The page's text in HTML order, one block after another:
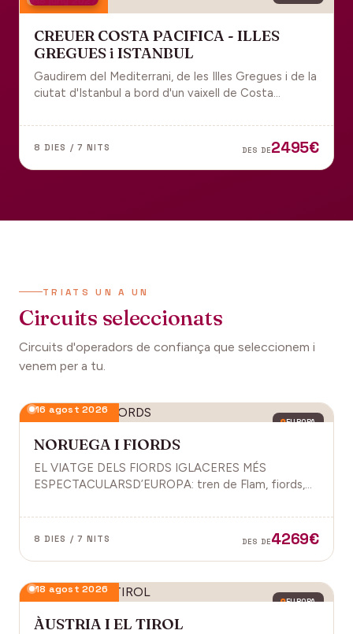
CREUER COSTA PACIFICA - ILLES
GREGUES i ISTANBUL
Gaudirem del Mediterrani, de les Illes Gregues i de la
ciutat d'Istanbul a bord d'un vaixell de Costa
8 DIES / 7 NITS DES DE2495€
TRIATS UN A UN
Circuits seleccionats
Circuits d'operadors de confiança que seleccionem i
venem per a tu.
EUROPA
16 agost 2026
NORUEGA I FIORDS
EL VIATGE DELS FIORDS IGLACERES MÉS
ESPECTACULARSD’EUROPA: tren de Flam, fiords,
8 DIES / 7 NITS DES DE4269€
EUROPA
18 agost 2026
ÀUSTRIA I EL TIROL